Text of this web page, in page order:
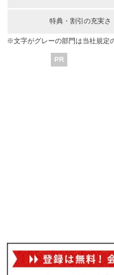
特典・割引の充実さ
※文字がグレーの部門は当社規定
PR